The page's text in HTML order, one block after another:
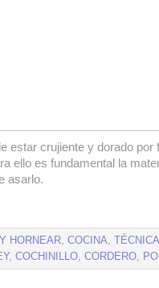
estar crujiente y dorado por
ello es fundamental la
asarlo.
HORNEAR, COCINA,
, COCHINILLO, CORDERO,